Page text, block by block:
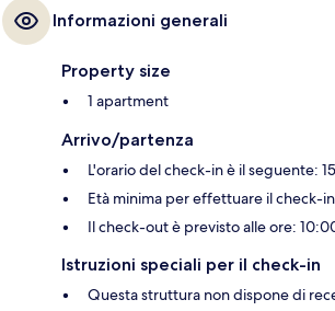
Informazioni generali
Property size
1 apartment
Arrivo/partenza
L'orario del check-in è il seguente:
Età minima per effettuare il check-
Il check-out è previsto alle ore:
Istruzioni speciali per il check-in
Questa struttura non dispone di